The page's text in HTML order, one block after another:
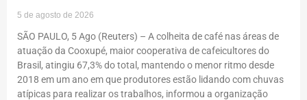
5 de agosto de 2026
SÃO PAULO, 5 Ago (Reuters) – A colheita de café nas áreas de
atuação da Cooxupé, maior cooperativa de cafeicultores do
Brasil, atingiu 67,3% do total, mantendo o menor ritmo desde
2018 em um ano em que produtores estão lidando com chuvas
atípicas para realizar os trabalhos, informou a organização